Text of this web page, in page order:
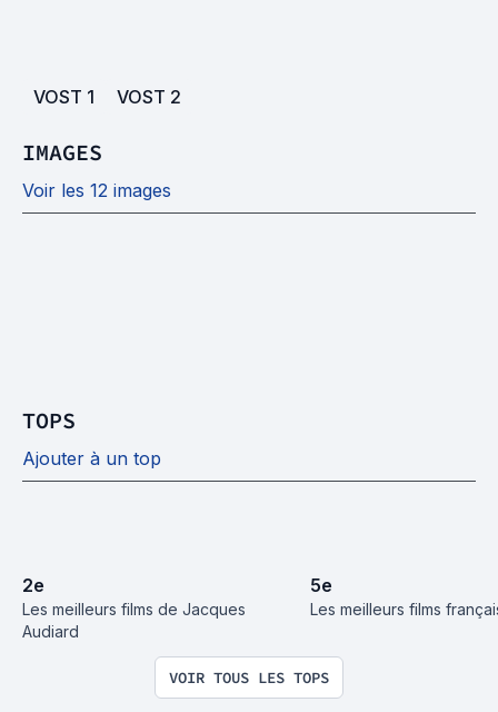
VOST 1 VOST 2
IMAGES
Voir les 12 images
TOPS
Ajouter à un top
2e
Les meilleurs films de Jacques
Audiard
5e
Les meilleurs films
VOIR TOUS LES TOPS